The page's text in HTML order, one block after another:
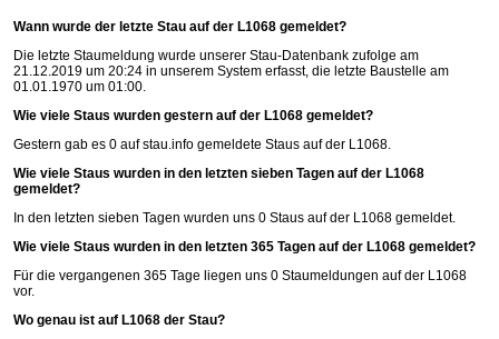
Wann wurde der letzte Stau auf der L1068 gemeldet?
Die letzte Staumeldung wurde unserer Stau-Datenbank zufolge am
21.12.2019 um 20:24 in unserem System erfasst, die letzte Baustelle am
01.01.1970 um 01:00.
Wie viele Staus wurden gestern auf der L1068 gemeldet?
Gestern gab es 0 aufstau.info gemeldete Staus auf der L1068.
Wie viele Staus wurden in den letzten sieben Tagen auf der L1068
gemeldet?
In den letzten sieben Tagen wurden uns 0 Staus auf der L1068 gemeldet.
Wie viele Staus wurden in den letzten 365 Tagen auf der L1068 gemeldet?
Für die vergangenen 365 Tage liegen uns 0 Staumeldungen auf der L1068
vor.
Wo genau ist auf L1068 der Stau?